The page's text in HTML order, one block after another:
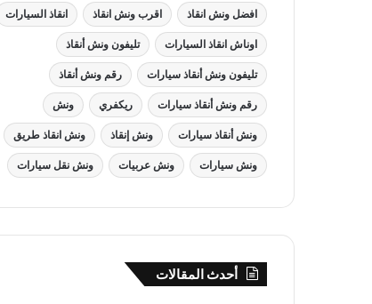
افضل ونش انقاذ اقرب ونش انقاذ انقاذ السيارات
اوناش انقاذ السيارات تليفون ونش أنقاذ
تليفون ونش أنقاذ سيارات رقم ونش أنقاذ
رقم ونش أنقاذ سيارات ريكفري ونش
ونش أنقاذ سيارات ونش إنقاذ ونش انقاذ طريق
ونش سيارات ونش عربيات ونش نقل سيارات
أحدث المقالات